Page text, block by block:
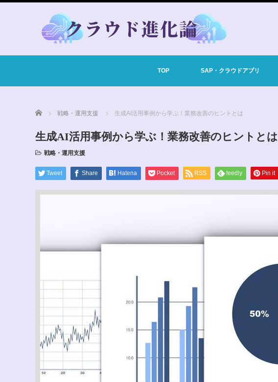
TOP SAP・クラウドアプリ
Home 戦略・運用支援 生成AI活用事例から学ぶ！業務改善のヒントとは
生成AI活用事例から学ぶ！業務改善のヒントとは
戦略・運用支援
Tweet Share Hatena Pocket RSS feedly Pin it